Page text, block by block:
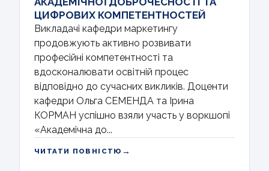
ЦИФРОВИХ КОМПЕТЕНТНОСТЕЙ
Викладачі кафедри маркетингу
продовжують активно розвивати
професійні компетентності та
вдосконалювати освітній процес
відповідно до сучасних викликів. Доценти
кафедри Ольга СЕМЕНДА та Ірина
КОРМАН успішно взяли участь у воркшопі
«Академічна до...
ЧИТАТИ ПОВНІСТЮ →